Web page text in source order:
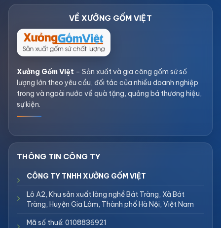
Xưởng Gốm Việt – Sản xuất và gia công gốm sứ số
lượng lớn theo yêu cầu, đối tác của nhiều doanh nghiệp
trong và ngoài nước về quà tặng, quảng bá thương hiệu,
sự kiện.
CÔNG TY TNHH XƯỞNG GỐM VIỆT
Lô A2, Khu sản xuất làng nghề Bát Tràng, Xã Bát
Tràng, Huyện Gia Lâm, Thành phố Hà Nội, Việt Nam
Mã số thuế: 0108836921